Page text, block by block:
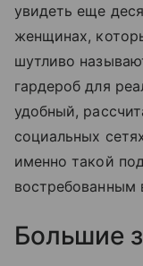
увидеть еще
женщинах,
шутливо
гардероб для
удобный,
социальных
именно такой
востребованным
Большие